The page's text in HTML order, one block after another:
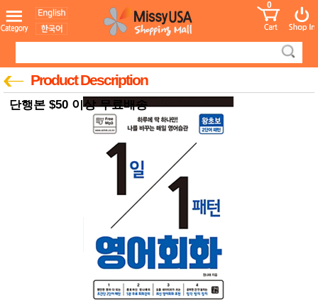
도 어린이
청소년
컬러링
만화
한국학
습지
MissyShop
Login
0
Product Description
단행본 $50 이상 무료배송